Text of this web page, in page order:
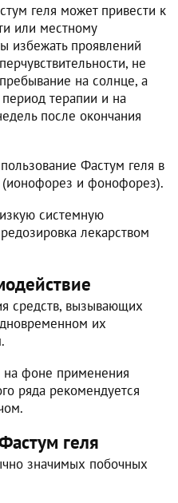
геля может привести к
или местному
избежать проявлений
не
на солнце, а
терапии и на
после окончания
Фастум геля в
(ионофорез и фонофорез).
системную
лекарством
средств, вызывающих
их
на фоне применения
ряда рекомендуется
геля
значимых побочных